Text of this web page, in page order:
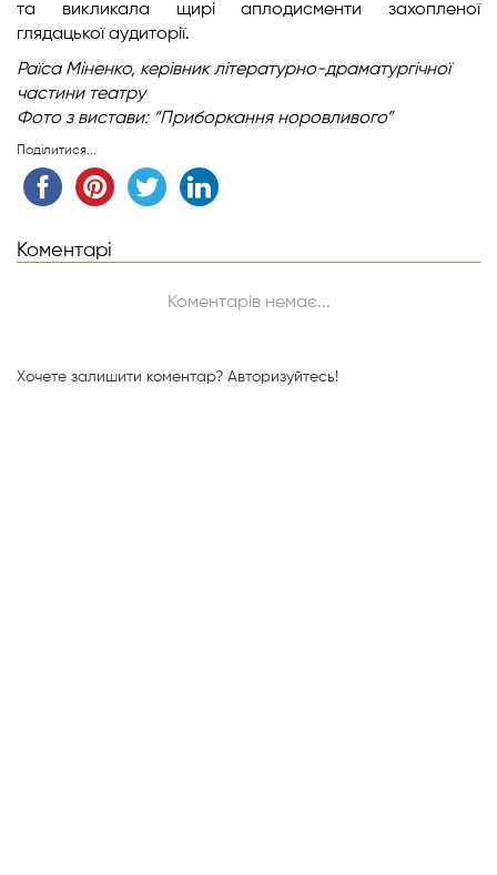
та викликала щирі аплодисменти захопленої
глядацької аудиторії.
Раїса Міненко, керівник літературно-драматургічної
частини театру
Фото з вистави: “Приборкання норовливого”
Поділитися...
Коментарі
Коментарів немає...
Хочете залишити коментар? Авторизуйтесь!